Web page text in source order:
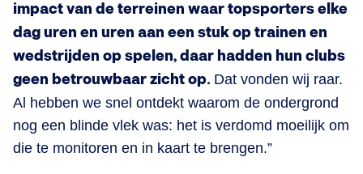
impact van de terreinen waar topsporters elke
dag uren en uren aan een stuk op trainen en
wedstrijden op spelen, daar hadden hun clubs
geen betrouwbaar zicht op. Dat vonden wij raar.
Al hebben we snel ontdekt waarom de ondergrond
nog een blinde vlek was: het is verdomd moeilijk om
die te monitoren en in kaart te brengen.”